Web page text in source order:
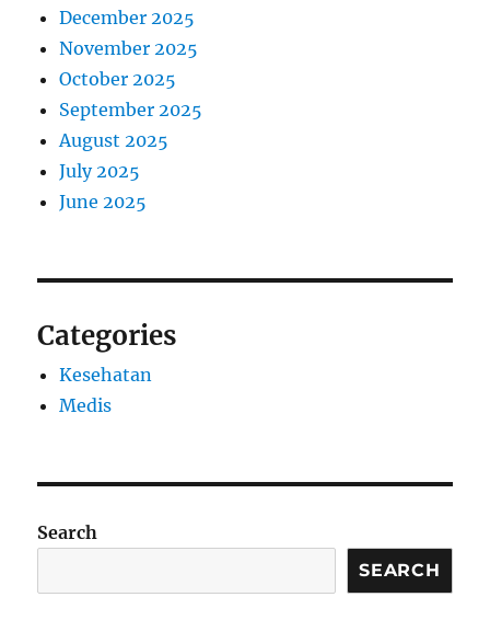
December 2025
November 2025
October 2025
September 2025
August 2025
July 2025
June 2025
Categories
Kesehatan
Medis
Search
SEARCH